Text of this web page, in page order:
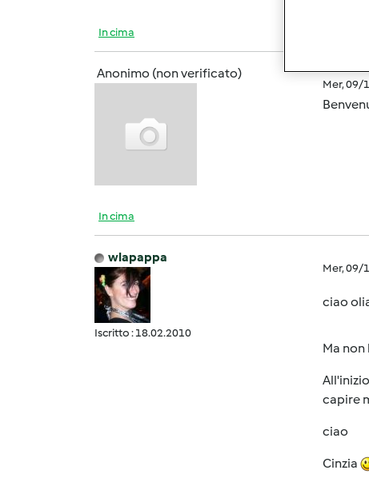
In cima
Anonimo (non verificato)
Mer, 09/
In cima
wlapappa
Iscritto : 18.02.2010
Mer, 09/
ciao
Ma
capire
ciao
Cinzia